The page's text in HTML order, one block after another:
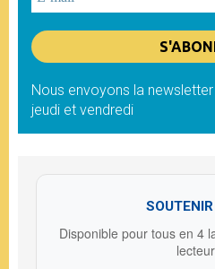
Nous envoyons la
jeudi et vendredi
Disponible pour tous en 4